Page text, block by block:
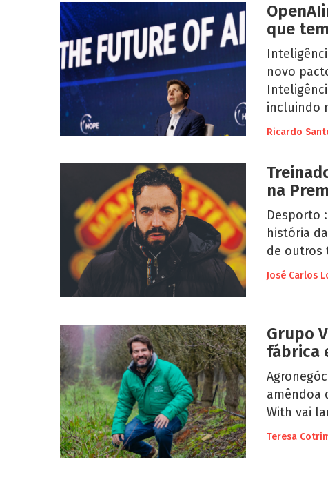
que
novo
incluindo
Ricardo
na
Desporto
história
de outros
José Carlos
Grupo
fábrica
amêndoa
With vai
Teresa